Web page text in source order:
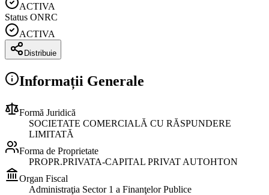
ACTIVA
Status ONRC
ACTIVA
Distribuie
Informații Generale
Formă Juridică
SOCIETATE COMERCIALĂ CU RĂSPUNDERE
LIMITATĂ
Forma de Proprietate
PROPR.PRIVATA-CAPITAL PRIVAT AUTOHTON
Organ Fiscal
Administraţia Sector 1 a Finanţelor Publice